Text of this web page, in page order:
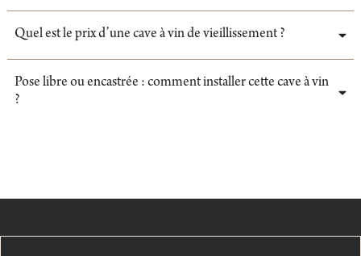
Quel est le prix d’une cave à vin de vieillissement ?
Pose libre ou encastrée : comment installer cette cave à vin
?